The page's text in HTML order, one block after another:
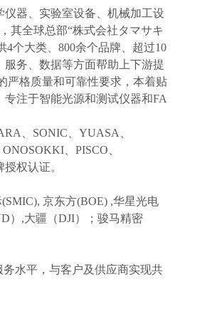
器、实验室设备、机械加工设
其全球总部“株式会社タマサキ
4个大类、800余个品牌、超过10
务、数据等方面帮助上下游提
严格质量和可靠性要求，本着贴
注于智能光源和测试仪器和FA
、SONIC、YUASA、
、PISCO、
权认证。
京东方(BOE) ,华星光电
）,大疆（DJI）；骏马精密
水平，与客户及供应商实现共